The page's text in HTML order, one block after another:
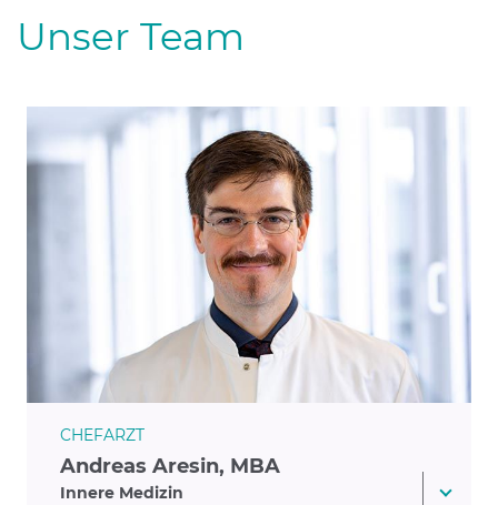
Unser Team
CHEFARZT
Andreas Aresin, MBA
Innere Medizin